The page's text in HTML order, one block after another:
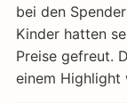
bei den
Kinder hatten
Preise gefreut.
einem Highlight